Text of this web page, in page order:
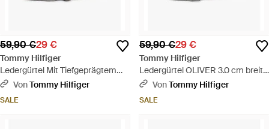
59,90 €29 €
Tommy Hilfiger
Ledergürtel Mit Tiefgeprägtem
Logo - Blau
VonTommy Hilfiger
SALE
59,90 €29 €
Tommy Hilfiger
Ledergürtel OLIVER 3.0 cm breit
mit tiefgeprägtem Logo -
VonTommy Hilfiger
SALE